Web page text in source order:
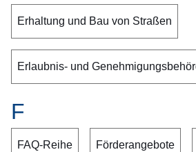
Erhaltung und Bau von Straßen
Erlaubnis- und
F
FAQ-Reihe Förderangebote